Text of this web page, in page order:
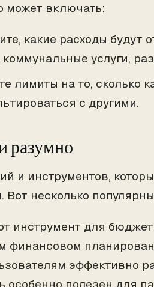
может включать:
какие расходы будут
услуги,
лимиты на то, сколько
с другими.
разумно
и инструментов,
несколько
инструмент для
финансовом
эффективно